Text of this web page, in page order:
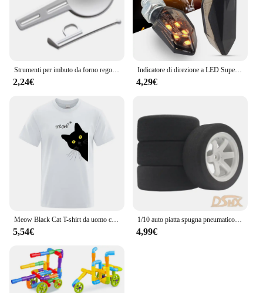
Strumenti per imbuto da forno regolabili a mano Crema pastella Dispenser di liquidi al cioccolato Stampo per pasticceria Biscotto Cupcake Strumenti per la cottura di pancake
2,24€
Indicatore di direzione a LED Super luminoso 2 pezzi Moto Mini Universal Led Moto Lampe Ambra Lampeggiante Indicatori LED Luce
4,29€
Meow Black Cat T-shirt da uomo con stampa divertente T-shirt traspirante Abbigliamento estivo Streetwear Top in cotone sciolto oversize a maniche corte
5,54€
1/10 auto piatta spugna pneumatico RC pneumatico da corsa professionale HSP 94123 Sakura D4 Tiangong TT02 auto piatta 6 gradi mozzo
4,99€